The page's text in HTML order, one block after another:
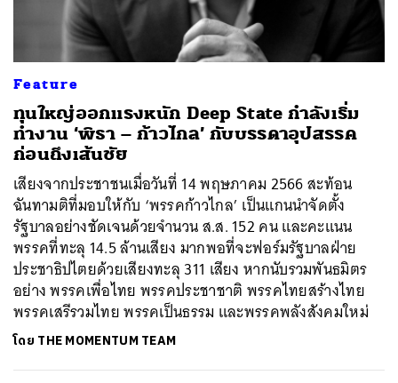
Feature
ทุนใหญ่ออกแรงหนัก Deep State กำลังเริ่ม
ทำงาน ‘พิธา – ก้าวไกล’ กับบรรดาอุปสรรค
ก่อนถึงเส้นชัย
เสียงจากประชาชนเมื่อวันที่ 14 พฤษภาคม 2566 สะท้อน
ฉันทามติที่มอบให้กับ ‘พรรคก้าวไกล’ เป็นแกนนำจัดตั้ง
รัฐบาลอย่างชัดเจนด้วยจำนวน ส.ส. 152 คน และคะแนน
พรรคที่ทะลุ 14.5 ล้านเสียง มากพอที่จะฟอร์มรัฐบาลฝ่าย
ประชาธิปไตยด้วยเสียงทะลุ 311 เสียง หากนับรวมพันธมิตร
อย่าง พรรคเพื่อไทย พรรคประชาชาติ พรรคไทยสร้างไทย
พรรคเสรีรวมไทย พรรคเป็นธรรม และพรรคพลังสังคมใหม่
โดย THE MOMENTUM TEAM
ค้นหา